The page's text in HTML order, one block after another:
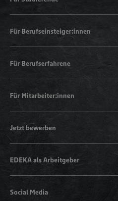
Für Berufseinsteiger:innen
Für Berufserfahrene
Für Mitarbeiter:innen
Jetzt bewerben
EDEKA als Arbeitgeber
Social Media